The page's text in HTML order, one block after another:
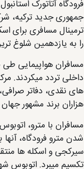
جمهوری جدید ترکیه،
را به یازدهمین شلوغ
داخلی تردد میکردند.
های نقدی، دفاتر
هزاران برند مشهور جهان را ارائه می دهند و ۲۴
مسافران با مترو،
شدن مترو فرودگاه،
سیرکجی و اسکله ها